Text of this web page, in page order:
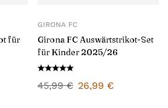
für
GIRONA FC
Girona FC Auswärtstrikot-Set
für Kinder 2025/26
45,99€ 26,99 €